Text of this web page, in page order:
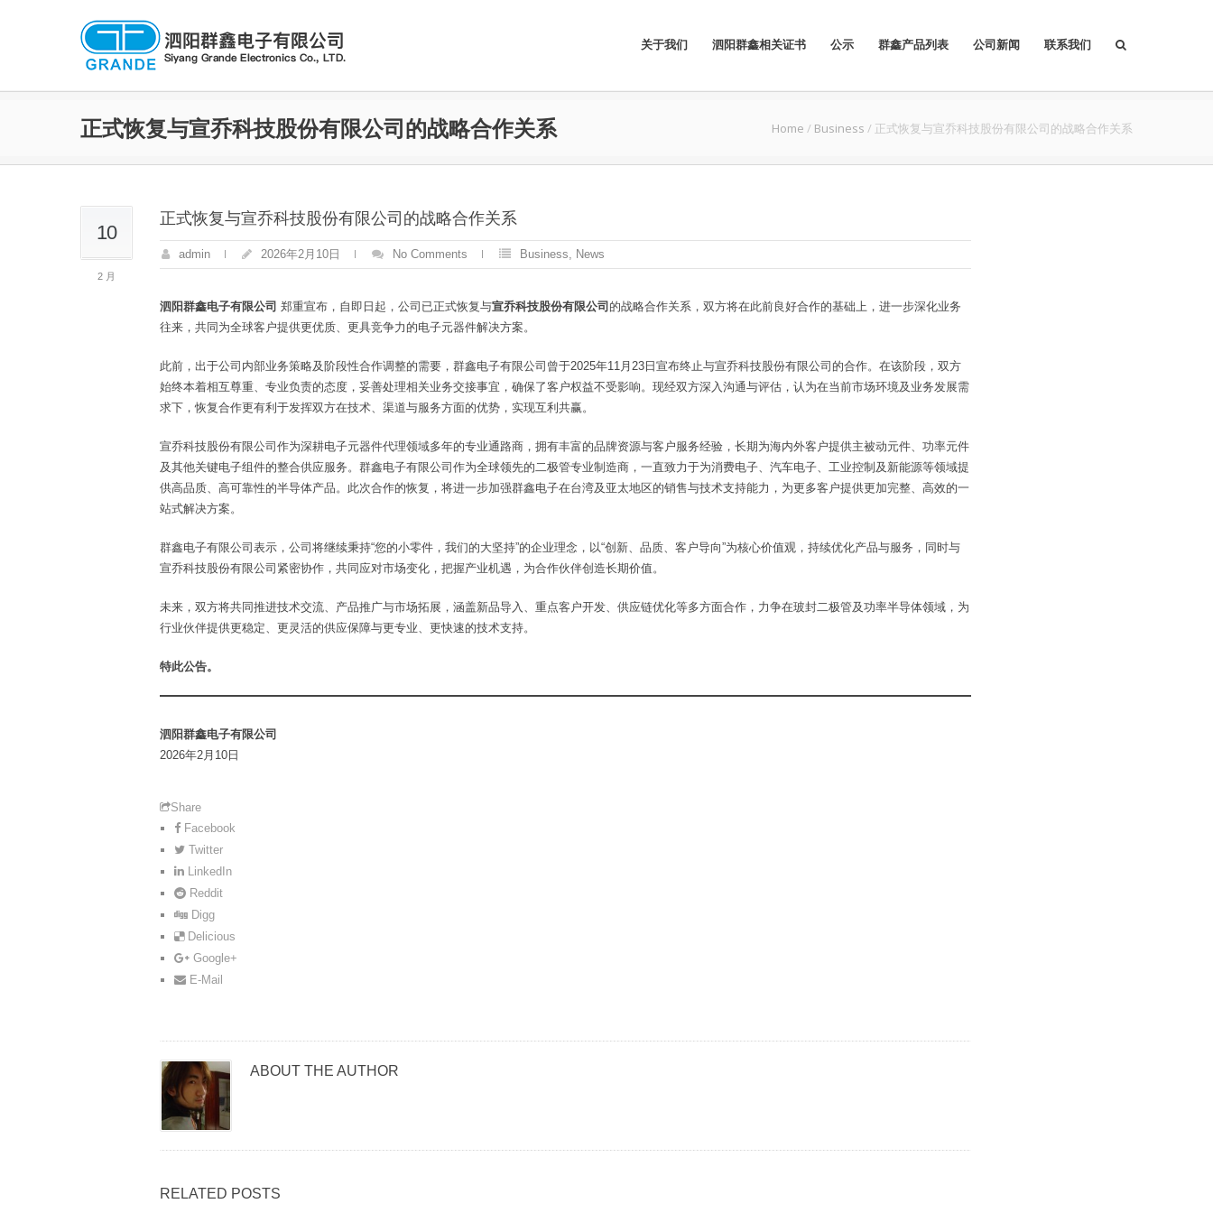
关于我们 泗阳群鑫相关证书 公示 群鑫产品列表 公司新闻 联系我们
正式恢复与宣乔科技股份有限公司的战略合作关系 Home / Business / 正式恢复与宣乔科技股份有限公司的战略合作关系
10
2 月
正式恢复与宣乔科技股份有限公司的战略合作关系
admin 2026年2月10日 No Comments Business, News
泗阳群鑫电子有限公司 郑重宣布，自即日起，公司已正式恢复与宣乔科技股份有限公司 的战略合作关系，双方将在此前良好合作的基础上，进一步深化业务
往来，共同为全球客户提供更优质、更具竞争力的电子元器件解决方案。
此前，出于公司内部业务策略及阶段性合作调整的需要，群鑫电子有限公司曾于2025年11月23日宣布终止与宣乔科技股份有限公司的合作。在该阶段，双方
始终本着相互尊重、专业负责的态度，妥善处理相关业务交接事宜，确保了客户权益不受影响。现经双方深入沟通与评估，认为在当前市场环境及业务发展需
求下，恢复合作更有利于发挥双方在技术、渠道与服务方面的优势，实现互利共赢。
宣乔科技股份有限公司作为深耕电子元器件代理领域多年的专业通路商，拥有丰富的品牌资源与客户服务经验，长期为海内外客户提供主被动元件、功率元件
及其他关键电子组件的整合供应服务。群鑫电子有限公司作为全球领先的二极管专业制造商，一直致力于为消费电子、汽车电子、工业控制及新能源等领域提
供高品质、高可靠性的半导体产品。此次合作的恢复，将进一步加强群鑫电子在台湾及亚太地区的销售与技术支持能力，为更多客户提供更加完整、高效的一
站式解决方案。
群鑫电子有限公司表示，公司将继续秉持“您的小零件，我们的大坚持”的企业理念，以“创新、品质、客户导向”为核心价值观，持续优化产品与服务，同时与
宣乔科技股份有限公司紧密协作，共同应对市场变化，把握产业机遇，为合作伙伴创造长期价值。
未来，双方将共同推进技术交流、产品推广与市场拓展，涵盖新品导入、重点客户开发、供应链优化等多方面合作，力争在玻封二极管及功率半导体领域，为
行业伙伴提供更稳定、更灵活的供应保障与更专业、更快速的技术支持。
特此公告。
泗阳群鑫电子有限公司
2026年2月10日
Share
Facebook
Twitter
LinkedIn
Reddit
Digg
Delicious
Google+
E-Mail
ABOUT THE AUTHOR
RELATED POSTS